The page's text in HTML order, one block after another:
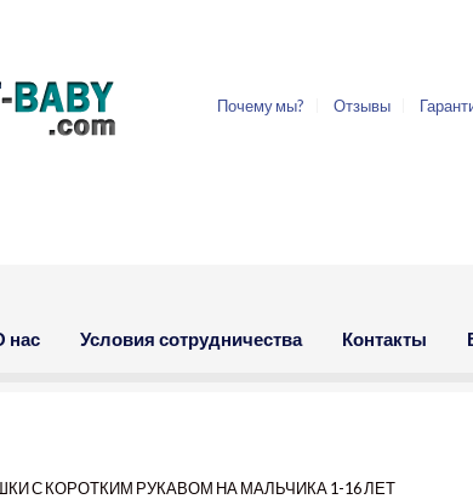
Почему мы? Отзывы
нас Условия сотрудничества Контакты
С КОРОТКИМ РУКАВОМ НА МАЛЬЧИКА 1-16 ЛЕТ